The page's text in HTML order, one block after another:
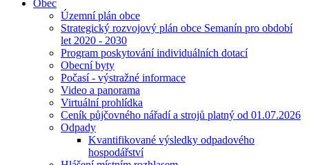
Obec
Územní plán obce
Strategický rozvojový plán obce Semanín pro období
let 2020 - 2030
Program poskytování individuálních dotací
Obecní byty
Počasí - výstražné informace
Video a panorama
Virtuální prohlídka
Ceník půjčovného nářadí a strojů platný od 01.07.2026
Odpady
Kvantifikované výsledky odpadového
hospodářství